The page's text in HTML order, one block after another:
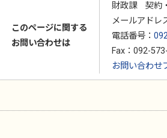
このページに関する
お問い合わせは
財政課 契約
メールアドレ
電話番号：
Fax：092-
お問い合わせ